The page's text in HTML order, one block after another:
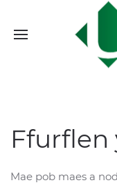
Ffurflen
Mae pob maes a